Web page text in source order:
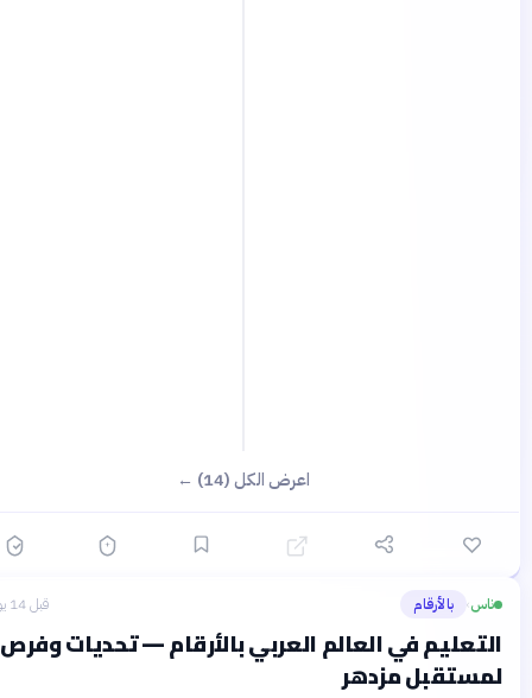
اعرض الكل (14) ←
› بالأرقام
في العالم العربي بالأرقام — تحديات وفرص
مزدهر